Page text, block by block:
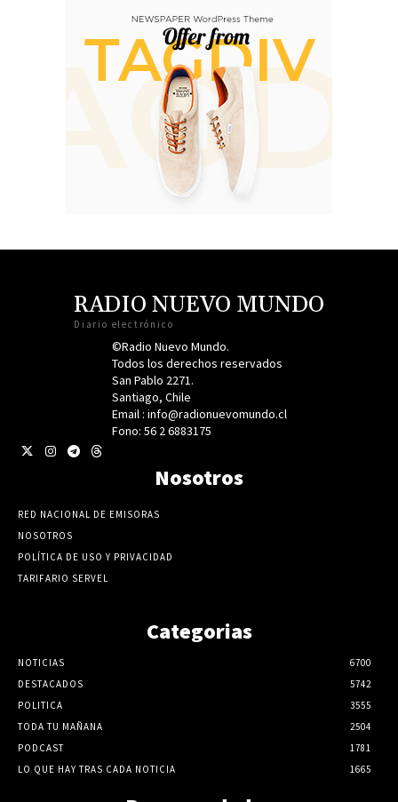
RADIO NUEVO MUNDO
Diario electrónico
©Radio Nuevo Mundo.
Todos los derechos reservados
San Pablo 2271.
Santiago, Chile
Email : info@radionuevomundo.cl
Fono: 56 2 6883175
Nosotros
RED NACIONAL DE EMISORAS
NOSOTROS
POLÍTICA DE USO Y PRIVACIDAD
TARIFARIO SERVEL
Categorias
NOTICIAS
6700
DESTACADOS
5742
POLITICA
3555
TODA TU MAÑANA
2504
PODCAST
1781
LO QUE HAY TRAS CADA NOTICIA
1665